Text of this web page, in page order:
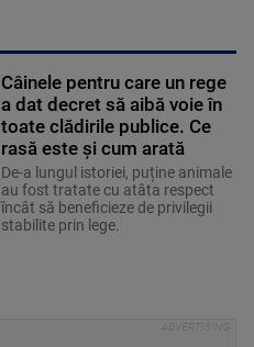
Câinele pentru care un rege
a dat decret să aibă voie în
toate clădirile publice. Ce
rasă este și cum arată
De-a lungul istoriei, puține animale
au fost tratate cu atâta respect
încât să beneficieze de privilegii
stabilite prin lege.